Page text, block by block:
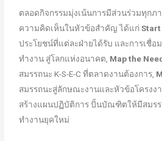
ตลอดกิจกรรมมุ่งเน้นการมีส่วนร่วมทุกภ
ความคิดเห็นในหัวข้อสำคัญ ได้แก่Start
ประโยชน์ที่แต่ละฝ่ายได้รับ และการเชื่อ
ทำงาน สู่โลกแห่งอนาคต, Map the
สมรรถนะ K-S-E-C ที่ตลาดงานต้องการ,
สมรรถนะสู่ลักษณะงานและหัวข้อโครงงา
สร้างแผนปฏิบัติการ ปั้นบัณฑิตให้มีสมรร
ทำงานยุคใหม่